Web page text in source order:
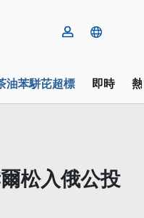
油苯駢芘超標 即時
松入俄公投